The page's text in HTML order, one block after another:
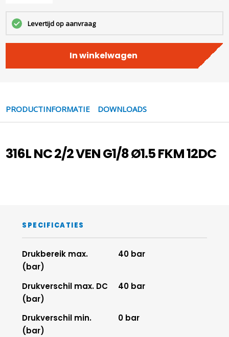
Levertijd op aanvraag
In winkelwagen
PRODUCTINFORMATIE DOWNLOADS
316L NC 2/2 VEN G1/8 Ø1.5 FKM 12DC
SPECIFICATIES
Drukbereik max.
(bar)
40 bar
Drukverschil max. DC
(bar)
40 bar
Drukverschil min.
(bar)
0 bar